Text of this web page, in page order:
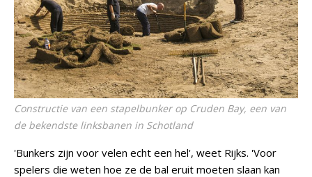
Constructie van een stapelbunker op Cruden Bay, een van
de bekendste linksbanen in Schotland
'Bunkers zijn voor velen echt een hel', weet Rijks. 'Voor
spelers die weten hoe ze de bal eruit moeten slaan kan